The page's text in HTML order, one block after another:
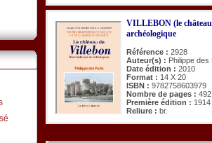
VILLEBON (le
archéologique
Référence : 2928
Auteur(s) : Philippe des
Date édition : 2010
Format : 14 X 20
ISBN : 9782758603979
Nombre de pages : 492
Première édition : 1914
Reliure : br.